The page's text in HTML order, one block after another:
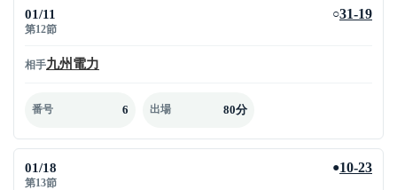
01/11
第12節
○31-19
相手九州電力
番号 6 出場 80分
01/18
第13節
●10-23